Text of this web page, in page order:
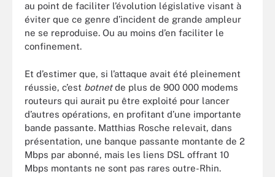
au point de faciliter l’évolution législative visant à
éviter que ce genre d’incident de grande ampleur
ne se reproduise. Ou au moins d’en faciliter le
confinement.
Et d’estimer que, si l’attaque avait été pleinement
réussie, c’est botnetde plus de 900 000 modems
routeurs qui aurait pu être exploité pour lancer
d’autres opérations, en profitant d’une importante
bande passante. Matthias Rosche relevait, dans
présentation, une banque passante montante de 2
Mbps par abonné, mais les liens DSL offrant 10
Mbps montants ne sont pas rares outre-Rhin.